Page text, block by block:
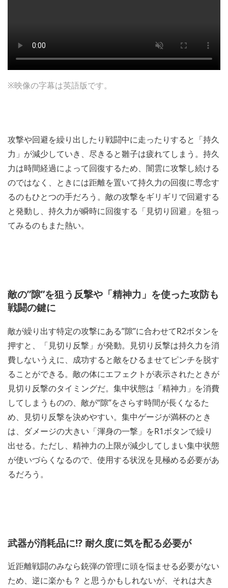
※映像の字幕は英語版です。
攻撃や回避を繰り出したり戦闘中に走ったりすると「持久
力」が減少していき、尽きると雛子は疲れてしまう。持久
力は時間経過によって回復するため、闇雲に攻撃し続ける
のではなく、ときには距離を置いて持久力の回復に専念す
るのもひとつの手だろう。敵の攻撃をギリギリで回避する
と発動し、持久力が瞬時に回復する「見切り回避」を狙っ
てみるのもまた熱い。
敵の”隙”を狙う反撃や「精神力」を使った攻防も
戦闘の鍵に
敵が繰り出す特定の攻撃にある”隙”に合わせてR2ボタンを
押すと、「見切り反撃」が発動。見切り反撃は持久力を消
費しないうえに、成功すると敵をひるませてピンチを脱す
ることができる。敵の体にエフェクトが表示されたときが
見切り反撃のタイミングだ。集中状態は「精神力」を消費
してしまうものの、敵が“隙”をさらす時間が長くなるた
め、見切り反撃を決めやすい。集中ゲージが満杯のとき
は、ダメージの大きい「渾身の一撃」をR1ボタンで繰り
出せる。ただし、精神力の上限が減少してしまい集中状態
が使いづらくなるので、使用する状況を見極める必要があ
るだろう。
武器が消耗品に!? 耐久度に気を配る必要が
近距離戦闘のみなら銃弾の管理に頭を悩ませる必要がない
ため、逆に楽かも？ と思うかもしれないが、それは大き